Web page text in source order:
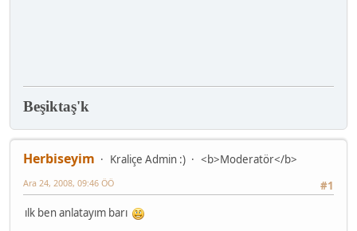
Beşiktaş'k
Herbiseyim Kraliçe Admin :)
<b>Moderatör</b>
#1
Ara 24, 2008, 09:46 ÖÖ
ılk ben anlatayım barı